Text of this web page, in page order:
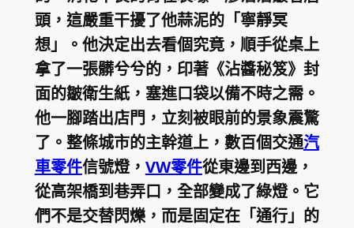
頭，這嚴重干擾了他蒜泥的「寧靜冥
想」。他決定出去看個究竟，順手從桌上
拿了一張髒兮兮的，印著《沾醬秘笈》封
面的皺衛生紙，塞進口袋以備不時之需。
他一腳踏出店門，立刻被眼前的景象震驚
了。整條城市的主幹道上，數百個交通汽
車零件信號燈， VW零件從東邊到西邊，
從高架橋到巷弄口，全部變成了綠燈。它
們不是交替閃爍，而是固定在「通行」的